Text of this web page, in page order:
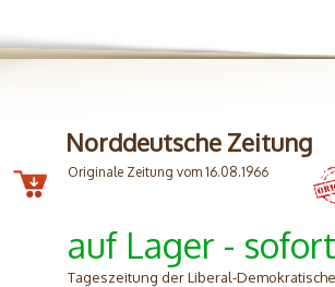
Norddeutsche Zeitung
Originale Zeitung vom 16.08.1966
auf Lager -
Tageszeitung der Liberal-